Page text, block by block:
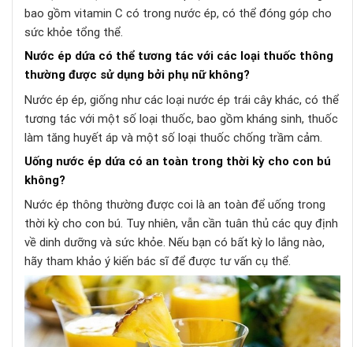
bao gồm vitamin C có trong nước ép, có thể đóng góp cho
sức khỏe tổng thể.
Nước ép dứa có thể tương tác với các loại thuốc thông
thường được sử dụng bởi phụ nữ không?
Nước ép ép, giống như các loại nước ép trái cây khác, có thể
tương tác với một số loại thuốc, bao gồm kháng sinh, thuốc
làm tăng huyết áp và một số loại thuốc chống trầm cảm.
Uống nước ép dứa có an toàn trong thời kỳ cho con bú
không?
Nước ép thông thường được coi là an toàn để uống trong
thời kỳ cho con bú. Tuy nhiên, vẫn cần tuân thủ các quy định
về dinh dưỡng và sức khỏe. Nếu bạn có bất kỳ lo lắng nào,
hãy tham khảo ý kiến ​​​​bác sĩ để được tư vấn cụ thể.